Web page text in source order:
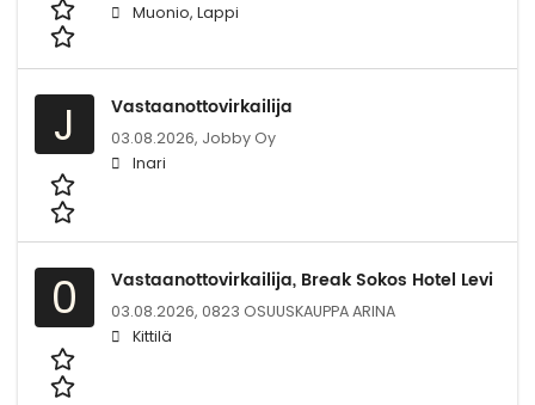
Muonio, Lappi
J Vastaanottovirkailija
03.08.2026, Jobby Oy
Inari
0 Vastaanottovirkailija, Break Sokos Hotel Levi
03.08.2026, 0823 OSUUSKAUPPA ARINA
Kittilä